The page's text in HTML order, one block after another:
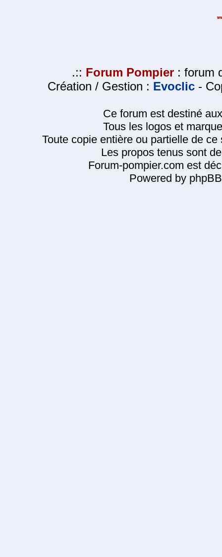
.:: Forum Pompier : forum
Création / Gestion : Evoclic -
Ce forum est destiné
Tous les logos et
Toute copie entière ou partielle de
Les propos tenus sont
Forum-pompier.com est
Powered by